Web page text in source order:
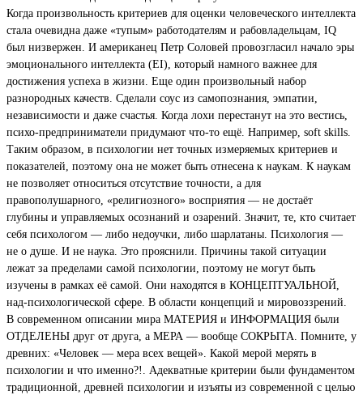
Когда произвольность критериев для оценки человеческого интеллекта
стала очевидна даже «тупым» работодателям и рабовладельцам, IQ
был низвержен. И американец Петр Соловей провозгласил начало эры
эмоционального интеллекта (EI), который намного важнее для
достижения успеха в жизни. Еще один произвольный набор
разнородных качеств. Сделали соус из самопознания, эмпатии,
независимости и даже счастья. Когда лохи перестанут на это вестись,
психо-предприниматели придумают что-то ещё. Например, soft skills.
Таким образом, в психологии нет точных измеряемых критериев и
показателей, поэтому она не может быть отнесена к наукам. К наукам
не позволяет относиться отсутствие точности, а для
правополушарного, «религиозного» восприятия — не достаёт
глубины и управляемых осознаний и озарений. Значит, те, кто считает
себя психологом — либо недоучки, либо шарлатаны. Психология —
не о душе. И не наука. Это прояснили. Причины такой ситуации
лежат за пределами самой психологии, поэтому не могут быть
изучены в рамках её самой. Они находятся в КОНЦЕПТУАЛЬНОЙ,
над-психологической сфере. В области концепций и мировоззрений.
В современном описании мира МАТЕРИЯ и ИНФОРМАЦИЯ были
ОТДЕЛЕНЫ друг от друга, а МЕРА — вообще СОКРЫТА. Помните, у
древних: «Человек — мера всех вещей». Какой мерой мерять в
психологии и что именно?!. Адекватные критерии были фундаментом
традиционной, древней психологии и изъяты из современной с целью